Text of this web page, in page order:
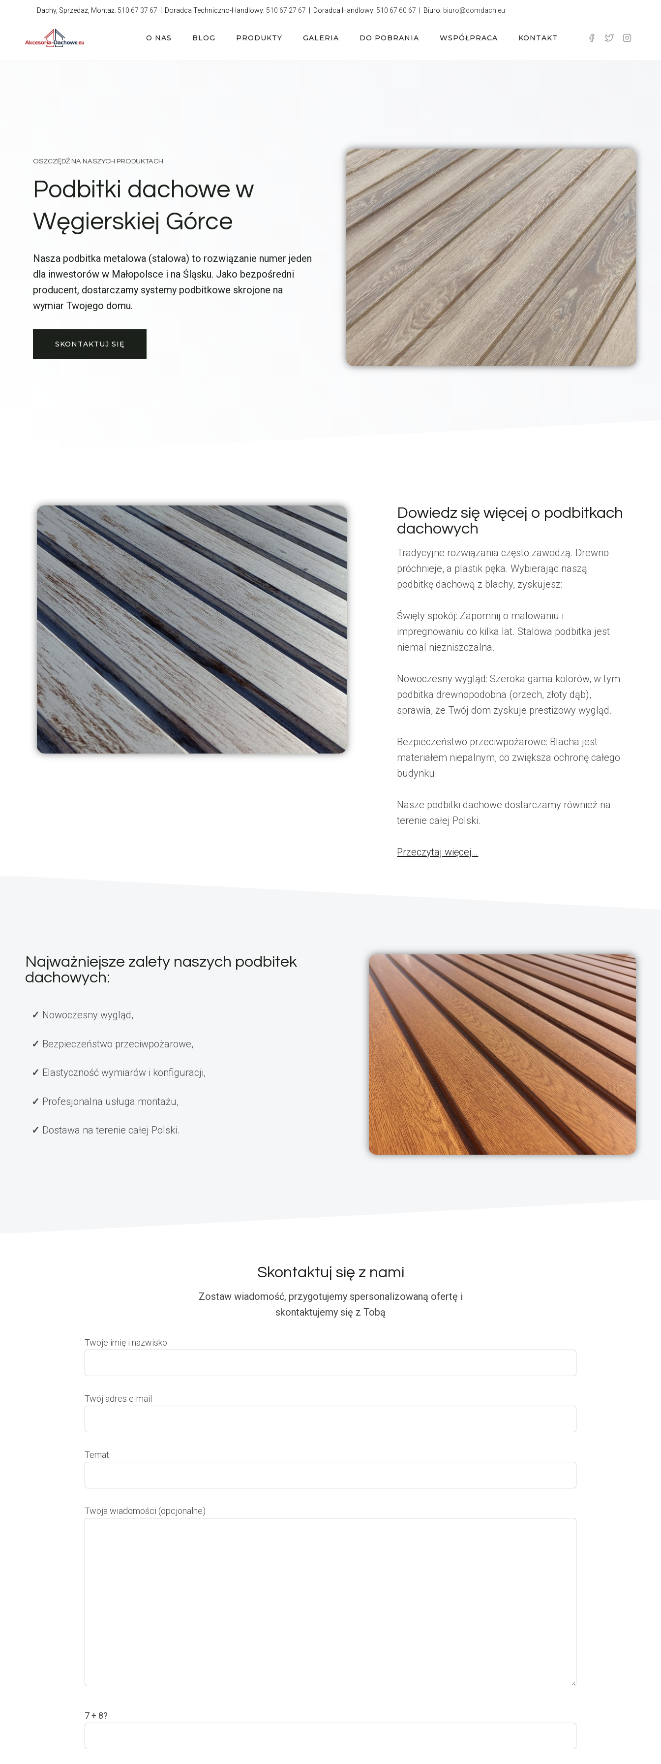
Dachy, Sprzedaż, Montaż: 510 67 37 67 | Doradca Techniczno-Handlowy: 510 67 27 67 | Doradca Handlowy: 510 67 60 67 | Biuro: biuro@domdach.eu
O NAS BLOG PRODUKTY GALERIA DO POBRANIA WSPÓŁPRACA KONTAKT
OSZCZĘDŹ NA NASZYCH PRODUKTACH
Podbitki dachowe w
Węgierskiej Górce
Nasza podbitka metalowa (stalowa) to rozwiązanie numer jeden
dla inwestorów w Małopolsce i na Śląsku. Jako bezpośredni
producent, dostarczamy systemy podbitkowe skrojone na
wymiar Twojego domu.
SKONTAKTUJ SIĘ
Dowiedz się więcej o podbitkach
dachowych
Tradycyjne rozwiązania często zawodzą. Drewno
próchnieje, a plastik pęka. Wybierając naszą
podbitkę dachową z blachy, zyskujesz:
Święty spokój: Zapomnij o malowaniu i
impregnowaniu co kilka lat. Stalowa podbitka jest
niemal niezniszczalna.
Nowoczesny wygląd: Szeroka gama kolorów, w tym
podbitka drewnopodobna (orzech, złoty dąb),
sprawia, że Twój dom zyskuje prestiżowy wygląd.
Bezpieczeństwo przeciwpożarowe: Blacha jest
materiałem niepalnym, co zwiększa ochronę całego
budynku.
Nasze podbitki dachowe dostarczamy również na
terenie całej Polski.
Przeczytaj więcej…
Najważniejsze zalety naszych podbitek
dachowych:
Nowoczesny wygląd,
Bezpieczeństwo przeciwpożarowe,
Elastyczność wymiarów i konfiguracji,
Profesjonalna usługa montażu,
Dostawa na terenie całej Polski.
Skontaktuj się z nami
Zostaw wiadomość, przygotujemy spersonalizowaną ofertę i
skontaktujemy się z Tobą
Twoje imię i nazwisko
Twój adres e-mail
Temat
Twoja wiadomości (opcjonalne)
7 + 8?